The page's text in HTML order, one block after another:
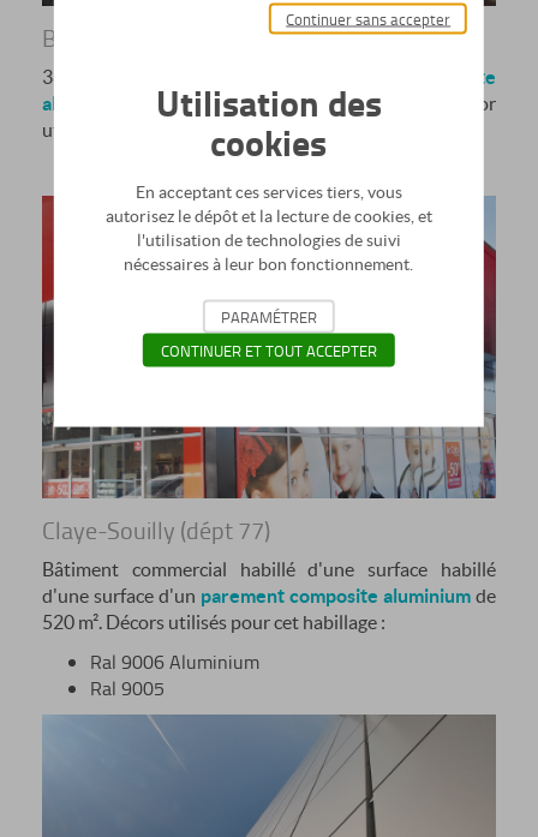
Bibliothèque de Dreffeac (dépt 44)
380 m² de bâtiments.
arement composite
aluminium
ép. 4 mm avec perforation aléatoire. Décor
utilisé pour cet habillage :
Claye-Souilly (dépt 77)
Bâtiment commercial habillé d'une surface habillé
d'une surface d'un parement composite aluminium de
520 m². Décors utilisés pour cet habillage :
Ral 9006 Aluminium
Ral 9005
Utilisation des
cookies
En acceptant ces services tiers, vous
autorisez le dépôt et la lecture de cookies, et
l'utilisation de technologies de suivi
nécessaires à leur bon fonctionnement.
Continuer sans accepter
PARAMÉTRER
CONTINUER ET TOUT ACCEPTER